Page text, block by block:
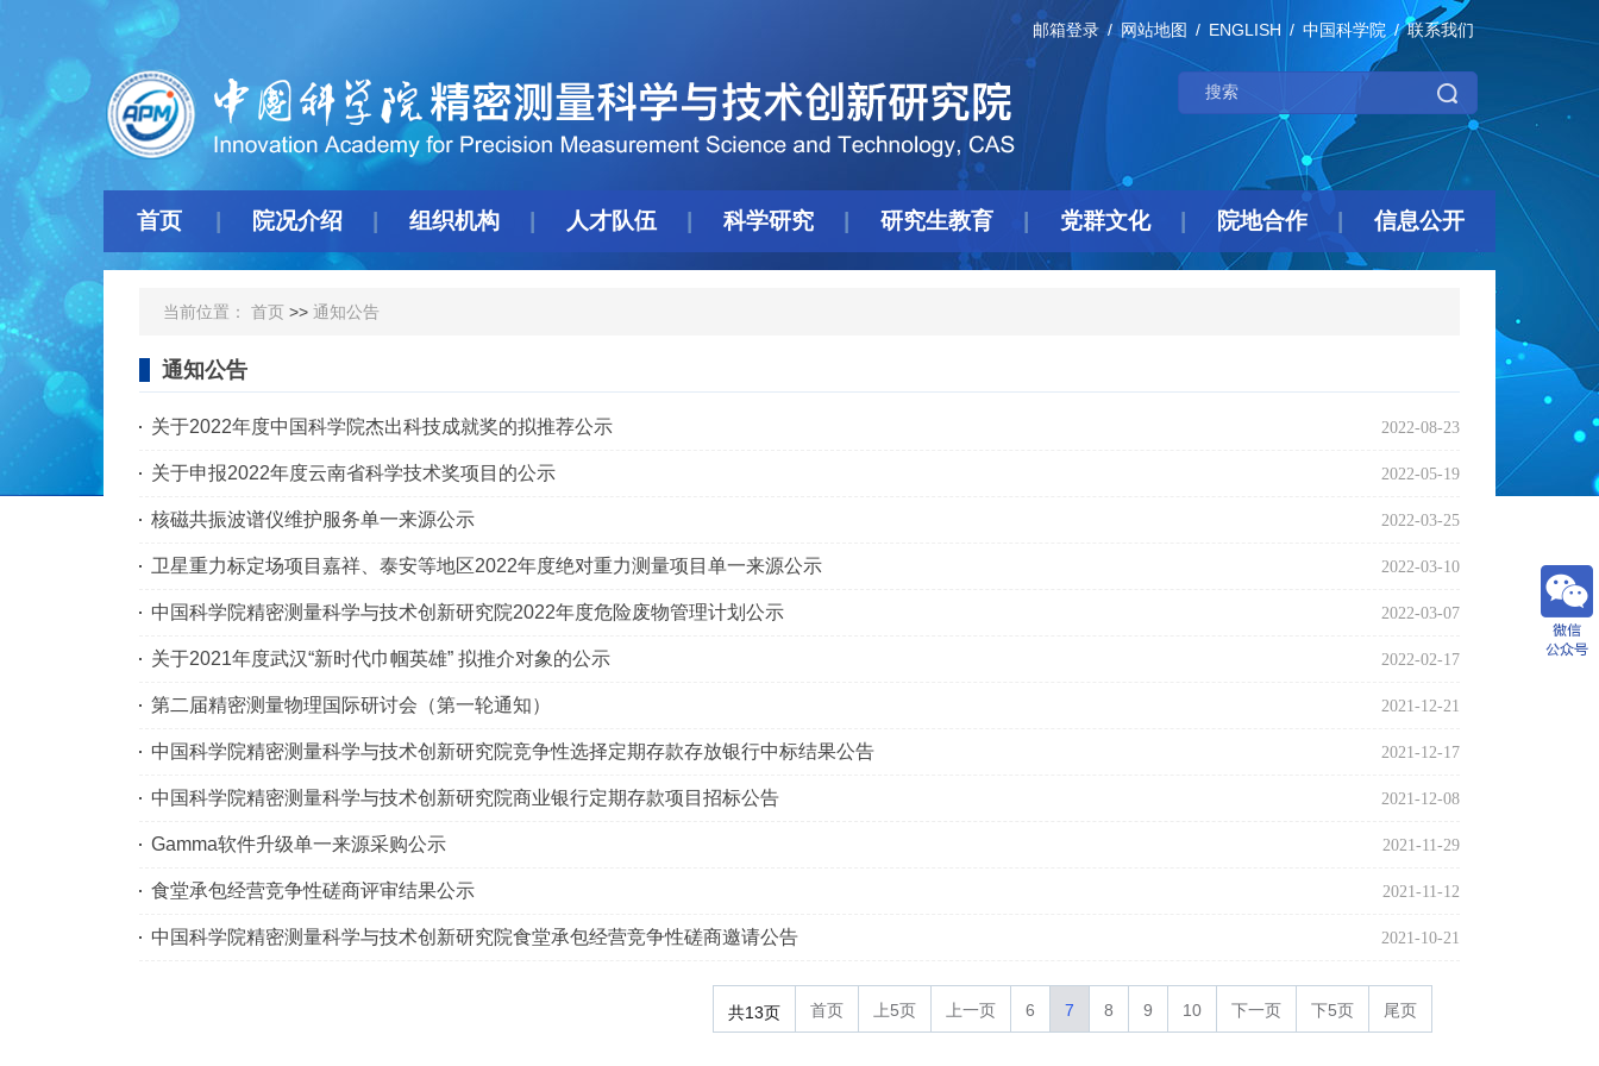
邮箱登录 网站地图 ENGLISH 中国科学院 联系我们
首页 院况介绍 组织机构 人才队伍 科学研究 研究生教育 党群文化 院地合作 信息公开
当前位置： 首页 >> 通知公告
通知公告
关于2022年度中国科学院杰出科技成就奖的拟推荐公示 2022-08-23
关于申报2022年度云南省科学技术奖项目的公示 2022-05-19
核磁共振波谱仪维护服务单一来源公示 2022-03-25
卫星重力标定场项目嘉祥、泰安等地区2022年度绝对重力测量项目单一来源公示 2022-03-10
中国科学院精密测量科学与技术创新研究院2022年度危险废物管理计划公示 2022-03-07
关于2021年度武汉“新时代巾帼英雄” 拟推介对象的公示 2022-02-17
第二届精密测量物理国际研讨会（第一轮通知） 2021-12-21
中国科学院精密测量科学与技术创新研究院竞争性选择定期存款存放银行中标结果公告 2021-12-17
中国科学院精密测量科学与技术创新研究院商业银行定期存款项目招标公告 2021-12-08
Gamma软件升级单一来源采购公示 2021-11-29
食堂承包经营竞争性磋商评审结果公示 2021-11-12
中国科学院精密测量科学与技术创新研究院食堂承包经营竞争性磋商邀请公告 2021-10-21
共13页 首页 上5页 上一页 6 7 8 9 10 下一页 下5页 尾页